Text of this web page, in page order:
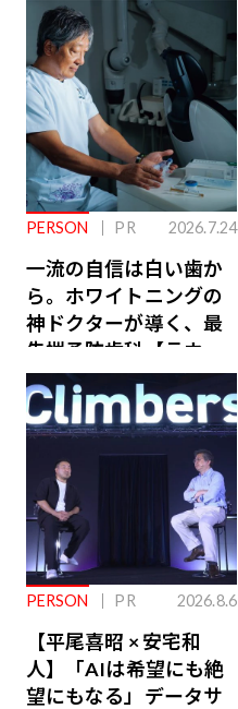
PERSON PR 2026.7.24
一流の自信は白い歯か
ら。ホワイトニングの
神ドクターが導く、最
先端予防歯科【ラウン
ジ会員特典あり】
PERSON PR 2026.8.6
【平尾喜昭 × 安宅和
人】「AIは希望にも絶
望にもなる」データサ